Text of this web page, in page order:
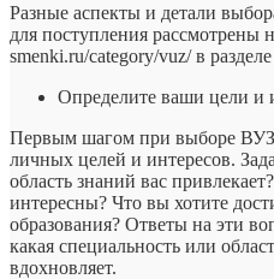
Разные аспекты и детали
для поступления рассмотрены
smenki.ru/category/vuz/ в
Определите ваши цели и
Первым шагом при выборе
личных целей и интересов.
область знаний вас
интересны? Что вы хотите
образования? Ответы на эти
какая специальность или
вдохновляет.